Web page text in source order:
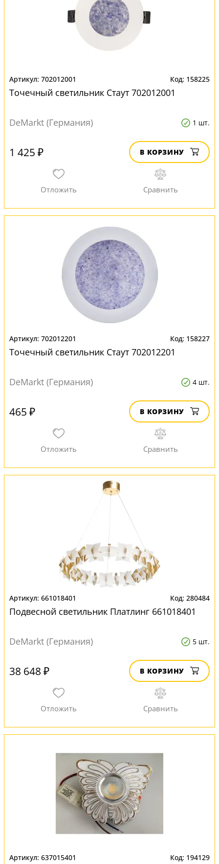
702012001 158225
Точечный светильник Стаут 702012001
DeMarkt (Германия) 1 шт.
1 425 ₽ В КОРЗИНУ
702012201 158227
Точечный светильник Стаут 702012201
DeMarkt (Германия) 4 шт.
465 ₽ В КОРЗИНУ
661018401 280484
Подвесной светильник Платлинг 661018401
DeMarkt (Германия) 5 шт.
38 648 ₽ В КОРЗИНУ
637015401 194129